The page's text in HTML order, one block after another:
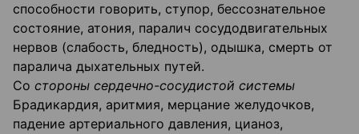
способности говорить, ступор, бессознательное
состояние, атония, паралич сосудодвигательных
нервов (слабость, бледность), одышка, смерть от
паралича дыхательных путей.
Со стороны сердечно-сосудистой системы
Брадикардия, аритмия, мерцание желудочков,
падение артериального давления, цианоз,